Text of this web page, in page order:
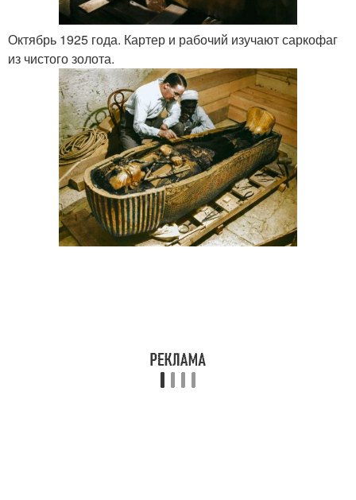
Октябрь 1925 года. Картер и рабочий изучают саркофаг
из чистого золота.